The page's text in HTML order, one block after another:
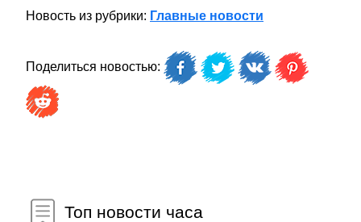
Новость из рубрики: Главные новости
Поделиться новостью:
Топ новости часа